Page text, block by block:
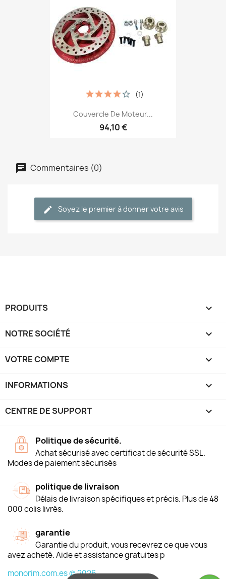
Couvercle De Moteur...
94,10 €
(1)
Commentaires (0)
Soyez le premier à donner votre avis
PRODUITS 
NOTRE SOCIÉTÉ 
VOTRE COMPTE 
INFORMATIONS keyboard_arrow_down
CENTRE DE SUPPORT 
Politique de sécurité.
Achat sécurisé avec certificat de sécurité SSL.
Modes de paiement sécurisés
politique de livraison
Délais de livraison spécifiques et précis. Plus de 48
000 colis livrés.
garantie
Garantie du produit, vous recevrez ce que vous
avez acheté. Aide et assistance gratuites p
monorim.com.es © 2026